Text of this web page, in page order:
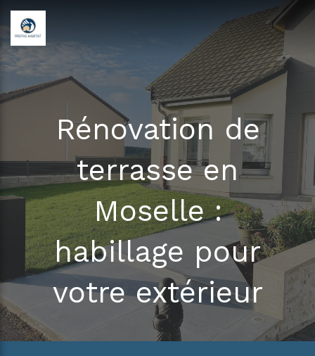
Rénovation de
terrasse en
Moselle :
habillage pour
votre extérieur